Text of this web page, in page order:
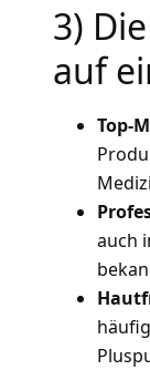
3)
auf
Top-
auch